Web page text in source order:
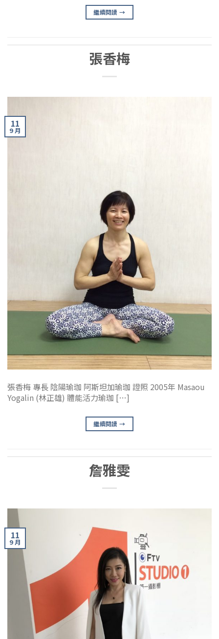
繼續閱讀→
張香梅
11
9 月
張香梅 專長 陰陽瑜珈 阿斯坦加瑜珈 證照 2005年 Masaou
Yogalin (林正雄) 體能活力瑜珈 […]
繼續閱讀→
詹雅雯
11
9 月